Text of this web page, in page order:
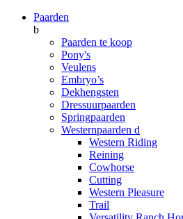
Paarden
b
Paarden te koop
Pony's
Veulens
Embryo’s
Dekhengsten
Dressuurpaarden
Springpaarden
Westernpaarden d
Western Riding
Reining
Cowhorse
Cutting
Western Pleasure
Trail